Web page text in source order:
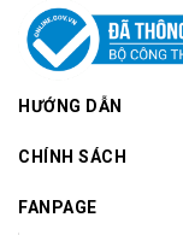
HƯỚNG DẪN
CHÍNH SÁCH
FANPAGE